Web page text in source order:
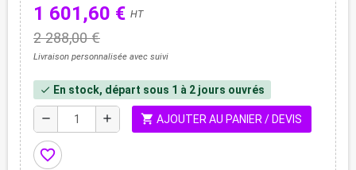
1 601,60 € HT
2 288,00 €
Livraison personnalisée avec suivi
check En stock, départ sous 1 à 2 jours ouvrés
remove add shopping_cart AJOUTER AU PANIER / DEVIS
favorite_border